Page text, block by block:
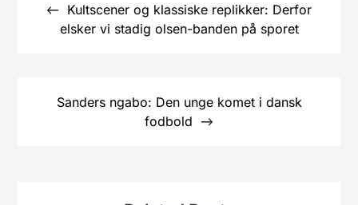
Kultscener og klassiske replikker: Derfor
elsker vi stadig olsen-banden på sporet
Sanders ngabo: Den unge komet i dansk
fodbold